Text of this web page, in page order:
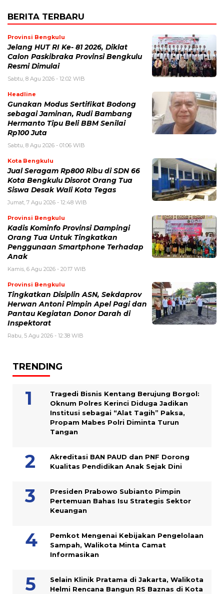
BERITA TERBARU
Provinsi Bengkulu
Jelang HUT RI Ke- 81 2026, Diklat
Calon Paskibraka Provinsi Bengkulu
Resmi Dimulai
Sabtu, 8 Agu 2026 - 12:02 WIB
Headline
Gunakan Modus Sertifikat Bodong
sebagai Jaminan, Rudi Bambang
Hermanto Tipu Beli BBM Senilai
Rp100 Juta
Sabtu, 8 Agu 2026 - 01:06 WIB
Kota Bengkulu
Jual Seragam Rp800 Ribu di SDN 66
Kota Bengkulu Disorot Orang Tua
Siswa Desak Wali Kota Tegas
Jumat, 7 Agu 2026 - 12:48 WIB
Provinsi Bengkulu
Kadis Kominfo Provinsi Dampingi
Orang Tua Untuk Tingkatkan
Penggunaan Smartphone Terhadap
Anak
Kamis, 6 Agu 2026 - 20:17 WIB
Provinsi Bengkulu
Tingkatkan Disiplin ASN, Sekdaprov
Herwan Antoni Pimpin Apel Pagi dan
Pantau Kegiatan Donor Darah di
Inspektorat
Rabu, 5 Agu 2026 - 12:38 WIB
TRENDING
Tragedi Bisnis Kentang Berujung Borgol:
Oknum Polres Kerinci Diduga Jadikan
Institusi sebagai “Alat Tagih” Paksa,
Propam Mabes Polri Diminta Turun
Tangan
Akreditasi BAN PAUD dan PNF Dorong
Kualitas Pendidikan Anak Sejak Dini
Presiden Prabowo Subianto Pimpin
Pertemuan Bahas Isu Strategis Sektor
Keuangan
Pemkot Mengenai Kebijakan Pengelolaan
Sampah, Walikota Minta Camat
Informasikan
Selain Klinik Pratama di Jakarta, Walikota
Helmi Rencana Bangun RS Baznas di Kota